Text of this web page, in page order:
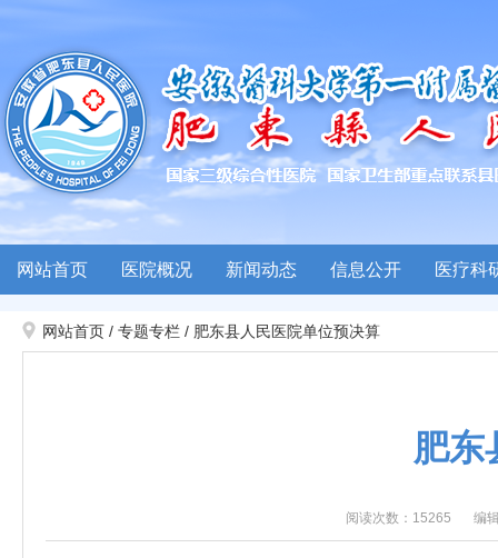
网站首页 医院概况 新闻动态 信息公开 医疗科
网站首页 / 专题专栏 / 肥东县人民医院单位预决算
肥东
阅读次数：15265 编